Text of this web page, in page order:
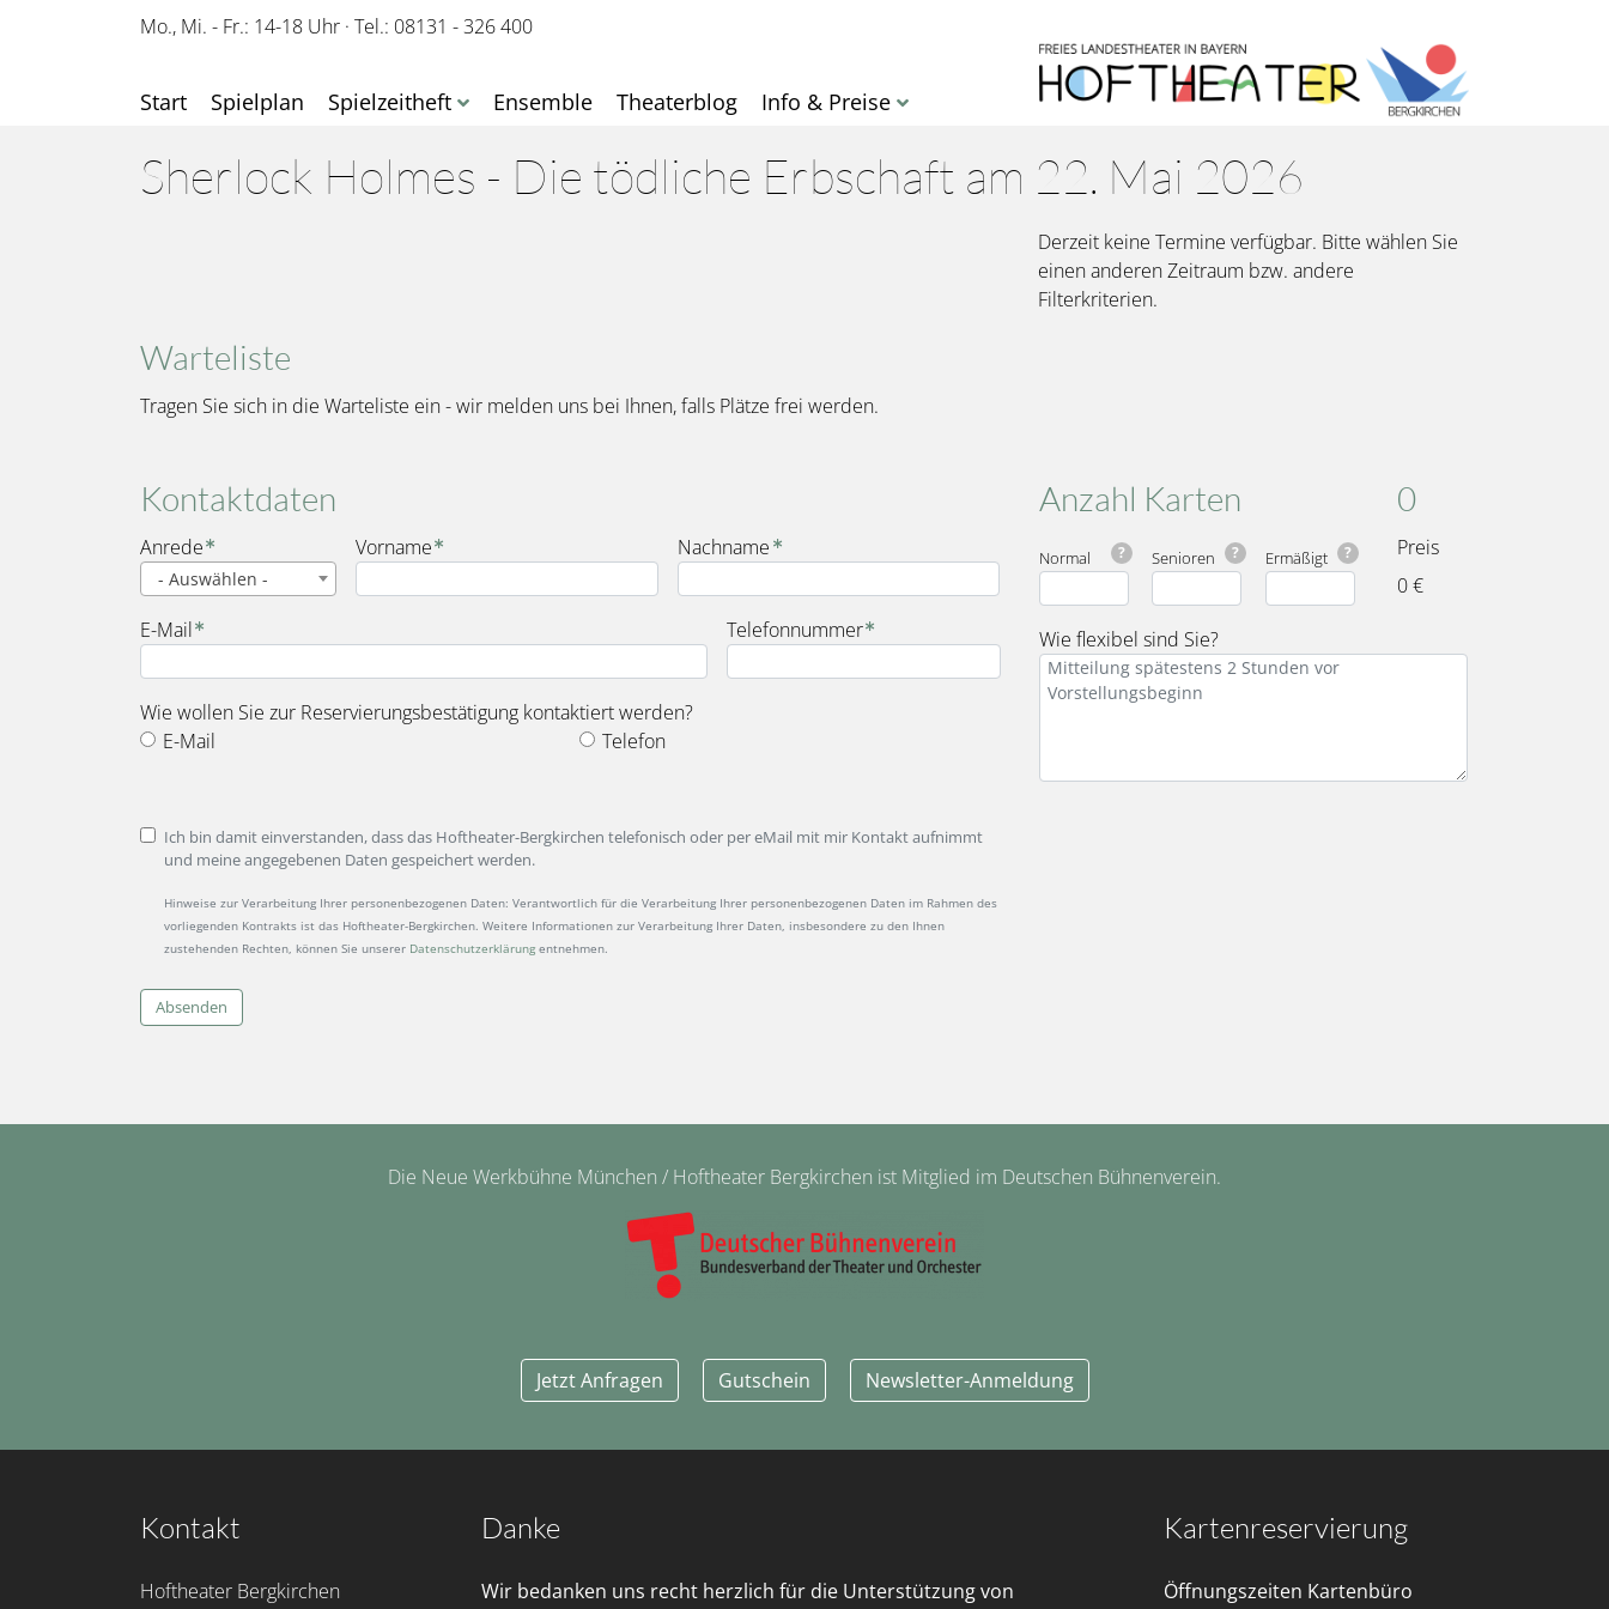
Mo., Mi. - Fr.: 14-18 Uhr · Tel.: 08131 - 326 400
Start Spielplan Spielzeitheft Ensemble Theaterblog Info & Preise
Sherlock Holmes - Die tödliche Erbschaft am 22. Mai 2026
Derzeit keine Termine verfügbar. Bitte wählen Sie
einen anderen Zeitraum bzw. andere
Filterkriterien.
Warteliste
Tragen Sie sich in die Warteliste ein - wir melden uns bei Ihnen, falls Plätze frei werden.
Kontaktdaten
Name
Anrede
- Auswählen -
Vorname Nachname
E-Mail Telefonnummer
Wie wollen Sie zur Reservierungsbestätigung kontaktiert werden?
E-Mail
Telefon
Anzahl Karten
?
Normal ?
Senioren ?
Ermäßigt
0
Preis
0 €
Wie flexibel sind Sie?
Ich bin damit einverstanden, dass das Hoftheater-Bergkirchen telefonisch oder per eMail mit mir Kontakt aufnimmt
und meine angegebenen Daten gespeichert werden.
Hinweise zur Verarbeitung Ihrer personenbezogenen Daten: Verantwortlich für die Verarbeitung Ihrer personenbezogenen Daten im Rahmen des
vorliegenden Kontrakts ist das Hoftheater-Bergkirchen. Weitere Informationen zur Verarbeitung Ihrer Daten, insbesondere zu den Ihnen
zustehenden Rechten, können Sie unserer Datenschutzerklärung entnehmen.
Absenden
Die Neue Werkbühne München / Hoftheater Bergkirchen ist Mitglied im Deutschen Bühnenverein.
Jetzt Anfragen Gutschein Newsletter-Anmeldung
Kontakt
Hoftheater Bergkirchen
Danke
Wir bedanken uns recht herzlich für die Unterstützung von
Kartenreservierung
Öffnungszeiten Kartenbüro